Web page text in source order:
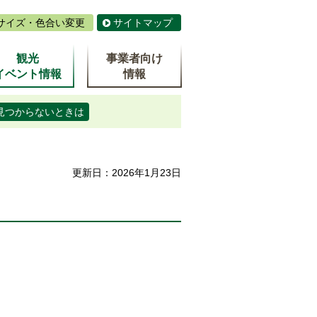
イズ・色合い変更 サイトマップ
観光
ベント情報
事業者向け
情報
つからないときは
更新日：2026年1月23日